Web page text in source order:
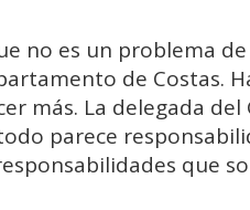
no es un problema
de Costas.
más. La delegada
parece
que